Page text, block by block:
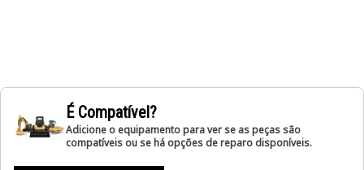
É Compatível?
Adicione o equipamento para ver se as peças são
compatíveis ou se há opções de reparo disponíveis.